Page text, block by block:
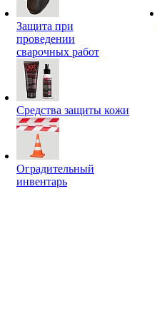
Защита при
проведении
сварочных работ
Средства защиты кожи
Оградительный
инвентарь